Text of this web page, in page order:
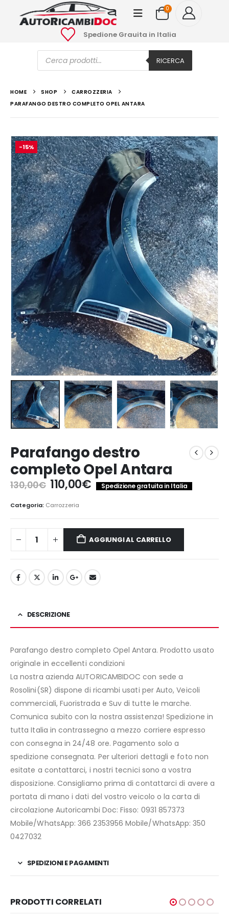
0
Spedione Grauita in Italia
Ricerca
prodotti RICERCA
HOME SHOP
CARROZZERIA
PARAFANGO DESTRO COMPLETO OPEL ANTARA
-15%
Parafango destro
completo Opel Antara
130,00€ Il
prezzo
originale
era:
130,00€.
110,00€Il
prezzo
è:
110,00€.
Spedizione gratuita in Italia
Categoria: Carrozzeria
AGGIUNGI AL CARRELLO
DESCRIZIONE
Parafango destro completo Opel Antara. Prodotto usato
originale in eccellenti condizioni
La nostra azienda AUTORICAMBIDOC con sede a
Rosolini(SR) dispone di ricambi usati per Auto, Veicoli
commerciali, Fuoristrada e Suv di tutte le marche.
Comunica subito con la nostra assistenza! Spedizione in
tutta Italia in contrassegno a mezzo corriere espresso
con consegna in 24/48 ore. Pagamento solo a
spedizione consegnata. Per ulteriori dettagli e foto non
esitate a contattarci, i nostri tecnici sono a vostra
disposizione. Consigliamo prima di contattarci di avere a
portata di mano i dati del vostro veicolo o la carta di
circolazione Autoricambi Doc: Fisso: 0931 857373
Mobile/WhatsApp: 366 2353956 Mobile/WhatsApp: 350
0427032
SPEDIZIONI E PAGAMENTI
PRODOTTI CORRELATI